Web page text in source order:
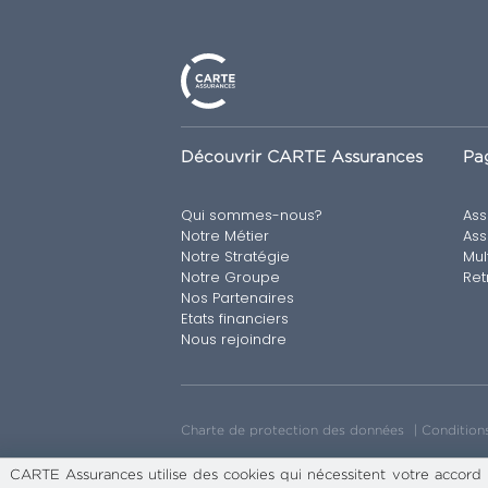
Découvrir CARTE Assurances
Qui sommes-nous?
Notre Métier
Notre Stratégie
Notre Groupe
Nos Partenaires
Etats financiers
Nous rejoindre
Charte de protection des données
CARTE Assurances utilise des cookies qui nécessitent votre